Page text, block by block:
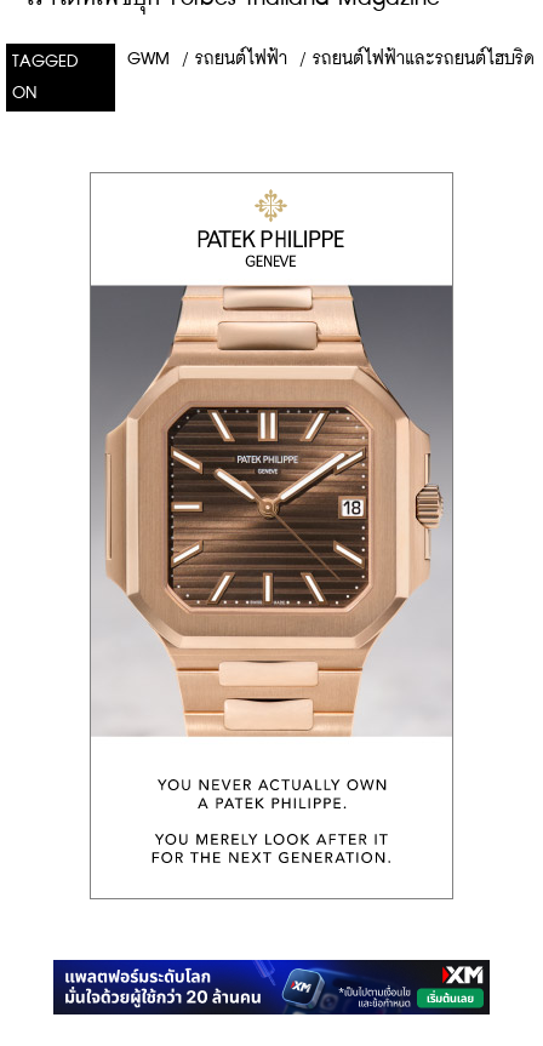
TAGGED
ON
GWM / รถยนต์ไฟฟ้า / รถยนต์ไฟฟ้าและรถยนต์ไฮบริด